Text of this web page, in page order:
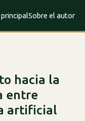
Sobre el autor
hacia la
entre
artificial